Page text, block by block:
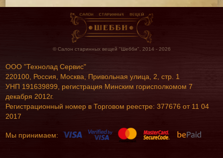
© Салон старинных вещей "Шебби", 2014 - 2026
ООО "Технолад Сервис"
220100, Россия, Москва, Привольная улица, 2, стр. 1
УНП 191639899, регистрация Минским горисполкомом 7
декабря 2012г.
Регистрационный номер в Торговом реестре: 377676 от 11 04
2017
Мы принимаем: